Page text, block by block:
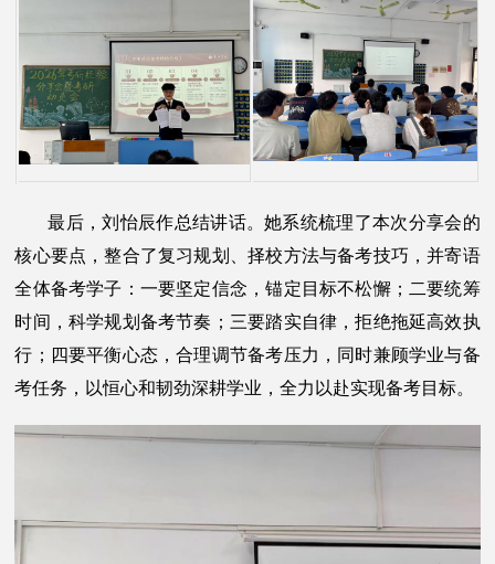
最后，刘怡辰作总结讲话。她系统梳理了本次分享会的
核心要点，整合了复习规划、择校方法与备考技巧，并寄语
全体备考学子：一要坚定信念，锚定目标不松懈；二要统筹
时间，科学规划备考节奏；三要踏实自律，拒绝拖延高效执
行；四要平衡心态，合理调节备考压力，同时兼顾学业与备
考任务，以恒心和韧劲深耕学业，全力以赴实现备考目标。